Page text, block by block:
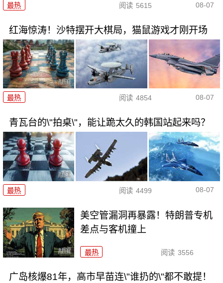
最热 阅读 5615 08-07
红海惊涛！沙特摆开大棋局，猫鼠游戏才刚开场
最热 阅读 4854 08-07
青瓦台的\"拍桌\"，能让跪太久的韩国站起来吗？
最热 阅读 4499 08-07
美空管漏洞再暴露！特朗普专机
差点与客机撞上
最热 阅读 3556
广岛核爆81年，高市早苗连\"谁扔的\"都不敢提！